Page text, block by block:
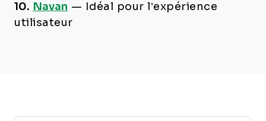
10. Navan —
Idéal pour l’expérience
utilisateur